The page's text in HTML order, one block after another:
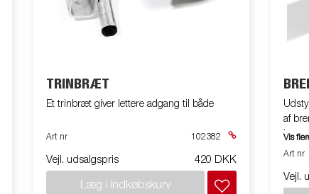
TRINBRÆT
Et trinbræt giver lettere adgang til både
Art nr 102382
Vejl. udsalgspris 420 DKK
Læg i indkøbskurv
af
Vis
Art nr
Vejl.